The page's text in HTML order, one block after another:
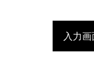
入力